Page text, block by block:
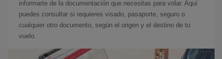
informarte de la documentación que necesitas para volar. Aquí
puedes consultar si requieres visado, pasaporte, seguro o
cualquier otro documento, según el origen y el destino de tu
vuelo.